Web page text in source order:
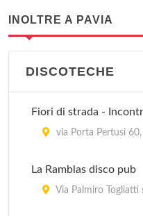
INOLTRE A PAVIA
DISCOTECHE
Fiori di strada -
via Porta Pertusi 60,
La Ramblas disco pub
Via Palmiro Togliatti